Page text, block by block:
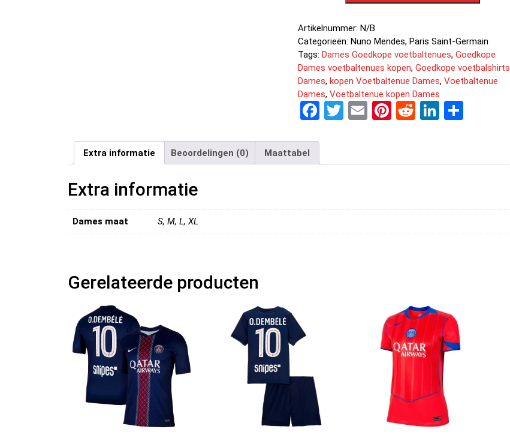
Artikelnummer: N/B
Categorieën: Nuno Mendes, Paris Saint-Germain
Tags: Dames Goedkope voetbaltenues, Goedkope
Dames voetbaltenues kopen, Goedkope voetbalshirts
Dames, kopen Voetbaltenue Dames, Voetbaltenue
Dames, Voetbaltenue kopen Dames
F
ce
b
o
T
er
E Pi
es
R
di
Li
dI
D
n
Extra informatie Beoordelingen (0) Maattabel
Extra informatie
Dames maat S, M, L, XL
Gerelateerde producten